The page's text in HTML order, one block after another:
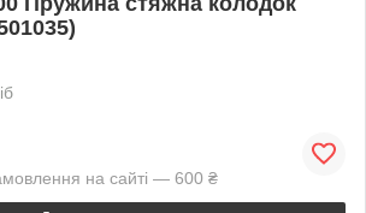
на сайті — 600 ₴